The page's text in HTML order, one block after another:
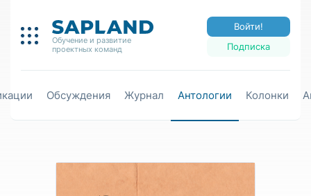
Обучение и развитие
проектных команд
Подписка
Войти!
Обсуждения Журнал Антологии Колонки